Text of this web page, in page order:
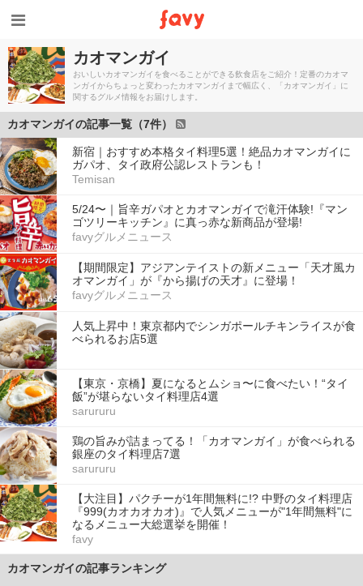
カオマンガイ
おいしいカオマンガイを食べることができる飲食店をご紹介！定番のカオマ
ンガイからちょっと変わったカオマンガイまで幅広く、「カオマンガイ」に
関するグルメ情報をお届けします。
カオマンガイの記事一覧（7件）
新宿｜おすすめ本格タイ料理5選！絶品カオマンガイに
ガパオ、タイ政府公認レストランも！
Temisan
5/24〜｜旨辛ガパオとカオマンガイで滝汗体験!『マン
ゴツリーキッチン』に真っ赤な新商品が登場!
favyグルメニュース
【期間限定】アジアンテイストの新メニュー「天才風カ
オマンガイ」が『から揚げの天才』に登場！
favyグルメニュース
人気上昇中！東京都内でシンガポールチキンライスが食
べられるお店5選
【東京・京橋】夏になるとムショ〜に食べたい！“タイ
飯”が堪らないタイ料理店4選
sarururu
鶏の旨みが詰まってる！「カオマンガイ」が食べられる
銀座のタイ料理店7選
sarururu
【大注目】パクチーが1年間無料に!? 中野のタイ料理店
『999(カオカオカオ)』で人気メニューが"1年間無料"に
なるメニュー大総選挙を開催！
favy
カオマンガイの記事ランキング